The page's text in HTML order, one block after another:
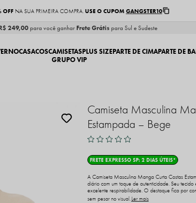
OFFNA SUA PRIMEIRA COMPRA. USE O CUPOM GANGSTER10
249,00 para você ganhar Frete Grátis para Sul e Sudeste
CASACOSCAMISETASPLUS SIZEPARTE DE CIMAPARTE DE
GRUPO VIP
Camiseta Masculina
Estampada – Bege
FRETE EXPRESSO SP: 2 DIAS ÚTEIS*
A Camiseta Masculina Manga Curta Costas
diário com um toque de autenticidade. Seu
excelente respirabilidade. O destaque fica por
sem pesar no visual. Ler mais